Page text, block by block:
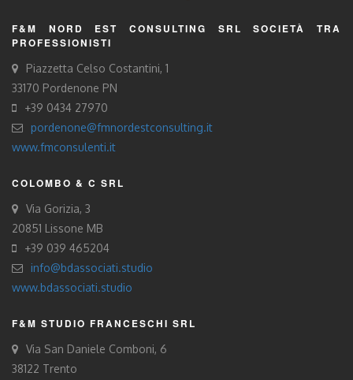
F&M NORD EST CONSULTING SRL SOCIETÀ TRA
PROFESSIONISTI
Piazzetta Celso Costantini, 1
33170 Pordenone PN
+39 0434 27970
pordenone@fmnordestconsulting.it
www.fmconsulenti.it
COLOMBO & C SRL
Via Gorizia, 3
20851 Lissone MB
+39 039 465204
info@bdassociati.studio
www.bdassociati.studio
F&M STUDIO FRANCESCHI SRL
Via San Daniele Comboni, 6
38122 Trento